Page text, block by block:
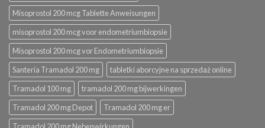
Misoprostol 200 mcg Tablette Anweisungen
misoprostol 200 mcg voor endometriumbiopsie
Misoprostol 200 mcg vor Endometriumbiopsie
Santeria Tramadol 200 mg
tabletki aborcyjne na sprzedaż online
Tramadol 100 mg
tramadol 200 mg bijwerkingen
Tramadol 200 mg Depot
Tramadol 200 mg er